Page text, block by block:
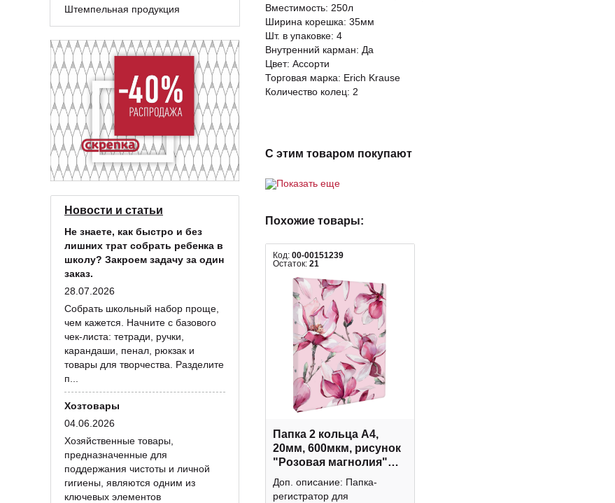
Штемпельная продукция
Новости и статьи
Не знаете, как быстро и без
лишних трат собрать ребенка в
школу? Закроем задачу за один
заказ.
28.07.2026
Собрать школьный набор проще,
чем кажется. Начните с базового
чек-листа: тетради, ручки,
карандаши, пенал, рюкзак и
товары для творчества. Разделите
п...
Хозтовары
04.06.2026
Хозяйственные товары,
предназначенные для
поддержания чистоты и личной
гигиены, являются одним из
ключевых элементов
Вместимость: 250л
Ширина корешка: 35мм
Шт. в упаковке: 4
Внутренний карман: Да
Цвет: Ассорти
Торговая марка: Erich Krause
Количество колец: 2
С этим товаром покупают
Показать еще
Похожие товары:
Код: 00-00151239
Остаток: 21
Папка 2 кольца А4,
20мм, 600мкм, рисунок
"Розовая магнолия"
72243 Феникс+
Доп. описание: Папка-
регистратор для